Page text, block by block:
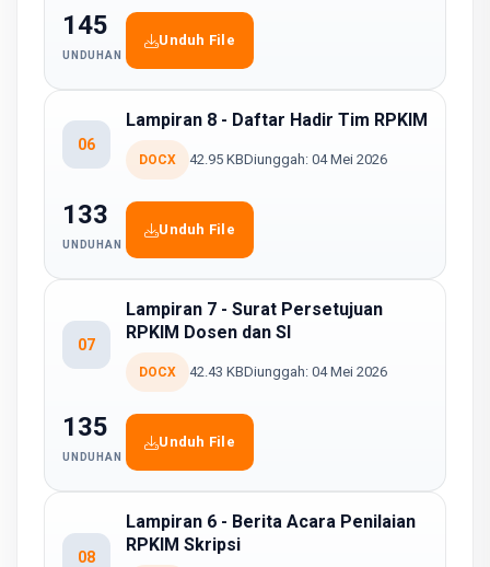
145
UNDUHAN
Unduh File
06
Lampiran 8 - Daftar Hadir Tim RPKIM
DOCX 42.95 KBDiunggah: 04 Mei 2026
133
UNDUHAN
Unduh File
07
Lampiran 7 - Surat Persetujuan
RPKIM Dosen dan SI
DOCX 42.43 KBDiunggah: 04 Mei 2026
135
UNDUHAN
Unduh File
08
Lampiran 6 - Berita Acara Penilaian
RPKIM Skripsi